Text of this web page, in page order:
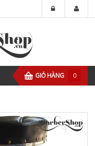
GIỎ HÀNG 0